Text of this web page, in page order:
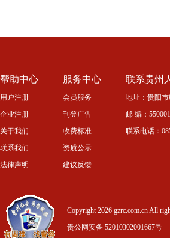
帮助中心
用户注册
企业注册
关于我们
联系我们
法律声明
服务中心
会员服务
刊登广告
收费标准
资质公示
建议反馈
联系贵州
地址：贵阳
邮 编：
联系电话：
Copyright 2026 gzrc.com.cn All
贵公网安备 52010302001667号